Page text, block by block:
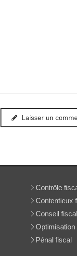
Laisser un
Contrôle
Contentieux
Conseil fiscal
Optimisation
Pénal fiscal